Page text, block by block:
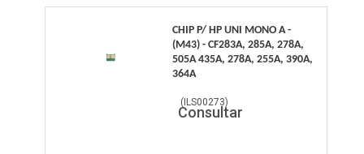
CHIP P/ HP UNI MONO A -
(M43) - CF283A, 285A, 278A,
505A 435A, 278A, 255A, 390A,
364A
( ILS00273)
Consultar